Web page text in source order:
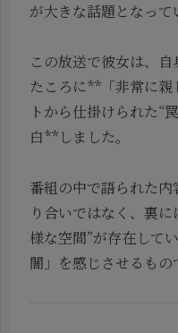
が大きな話題となって
この放送で彼女は、
たころに**「非常に親
トから仕掛けられた“
白**しました。
番組の中で語られた
り合いではなく、裏
様な空間”が存在して
闇」を感じさせるもの